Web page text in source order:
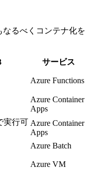
なるべくコンテナ化を
サービス
Azure Functions
Azure Container
Apps
実行可 Azure Container
Apps
Azure Batch
Azure VM